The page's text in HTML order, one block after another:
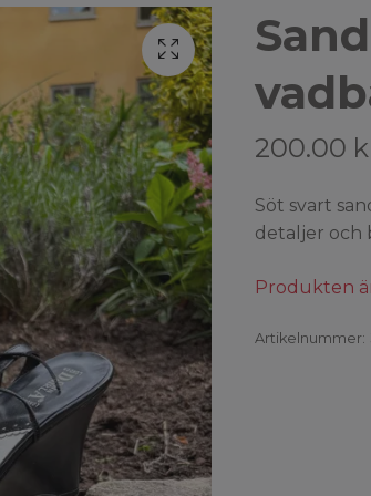
200.00
Söt svart
detaljer och
Produkten
Artikelnummer: